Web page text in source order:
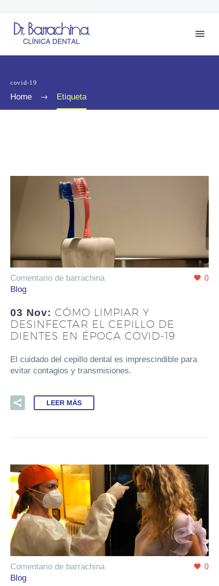
covid-19
Home Etiqueta
0
Comentario de barrachina
Blog
03 Nov: CÓMO LIMPIAR Y
DESINFECTAR EL CEPILLO DE
DIENTES EN ÉPOCA COVID-19
El cuidado del cepillo dental es imprescindible para
evitar contagios y transmisiones.
LEER MÁS
0
Comentario de barrachina
Blog